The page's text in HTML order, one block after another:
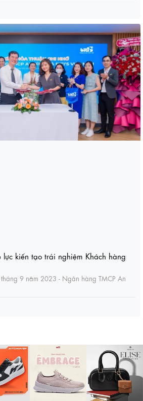
lực kiến tạo trải nghiệm Khách hàng
9 năm 2023 - Ngân hàng TMCP An